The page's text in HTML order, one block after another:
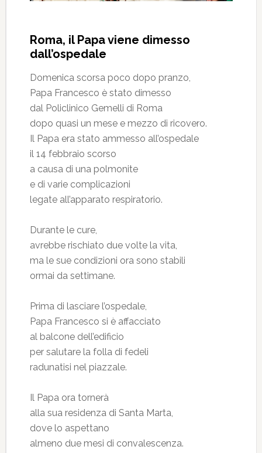
Roma, il Papa viene dimesso
dall’ospedale
Domenica scorsa poco dopo pranzo,
Papa Francesco è stato dimesso
dal Policlinico Gemelli di Roma
dopo quasi un mese e mezzo di ricovero.
Il Papa era stato ammesso all’ospedale
il 14 febbraio scorso
a causa di una polmonite
e di varie complicazioni
legate all’apparato respiratorio.
Durante le cure,
avrebbe rischiato due volte la vita,
ma le sue condizioni ora sono stabili
ormai da settimane.
Prima di lasciare l’ospedale,
Papa Francesco si è affacciato
al balcone dell’edificio
per salutare la folla di fedeli
radunatisi nel piazzale.
Il Papa ora tornerà
alla sua residenza di Santa Marta,
dove lo aspettano
almeno due mesi di convalescenza.